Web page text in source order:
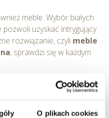
O plikach cookies
meble. Wybór białych
uzyskać intrygujący
rozwiązanie, czyli meble
, sprawdzi się w każdym
barw nadadzą się
dodatków – z